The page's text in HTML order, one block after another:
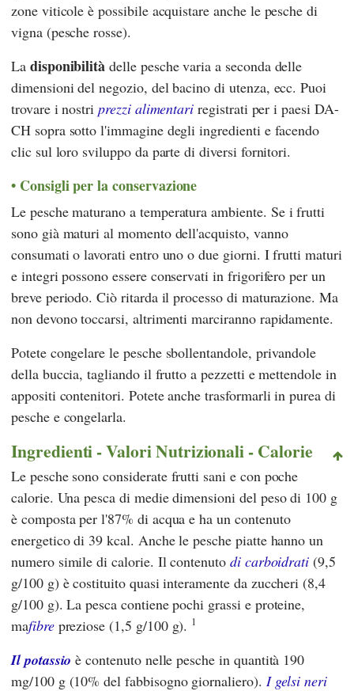
zone viticole è possibile acquistare anche le pesche di
vigna (pesche rosse).
La disponibilità delle pesche varia a seconda delle
dimensioni del negozio, del bacino di utenza, ecc. Puoi
trovare i nostriprezzi alimentari registrati per i paesi DA-
CH sopra sotto l'immagine degli ingredienti e facendo
clic sul loro sviluppo da parte di diversi fornitori.
Consigli per la conservazione
Le pesche maturano a temperatura ambiente. Se i frutti
sono già maturi al momento dell'acquisto, vanno
consumati o lavorati entro uno o due giorni. I frutti maturi
e integri possono essere conservati in frigorifero per un
breve periodo. Ciò ritarda il processo di maturazione. Ma
non devono toccarsi, altrimenti marciranno rapidamente.
Potete congelare le pesche sbollentandole, privandole
della buccia, tagliando il frutto a pezzetti e mettendole in
appositi contenitori. Potete anche trasformarli in purea di
pesche e congelarla.
Ingredienti - Valori Nutrizionali - Calorie
Le pesche sono considerate frutti sani e con poche
calorie. Una pesca di medie dimensioni del peso di 100 g
è composta per l'87% di acqua e ha un contenuto
energetico di 39 kcal. Anche le pesche piatte hanno un
numero simile di calorie. Il contenuto di carboidrati (9,5
g/100 g) è costituito quasi interamente da zuccheri (8,4
g/100 g). La pesca contiene pochi grassi e proteine,
mafibrepreziose (1,5 g/100 g). 1
Il potassio è contenuto nelle pesche in quantità 190
mg/100 g (10% del fabbisogno giornaliero). I gelsi neri